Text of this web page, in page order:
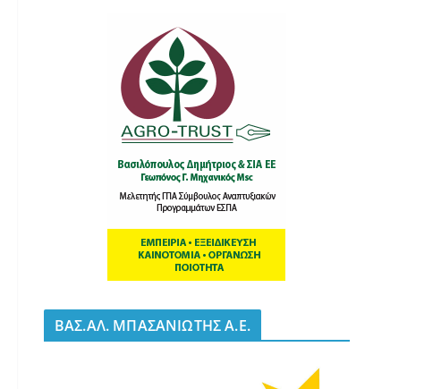
BΑΣ.ΑΛ. ΜΠΑΣΑΝΙΩΤΗΣ Α.Ε.